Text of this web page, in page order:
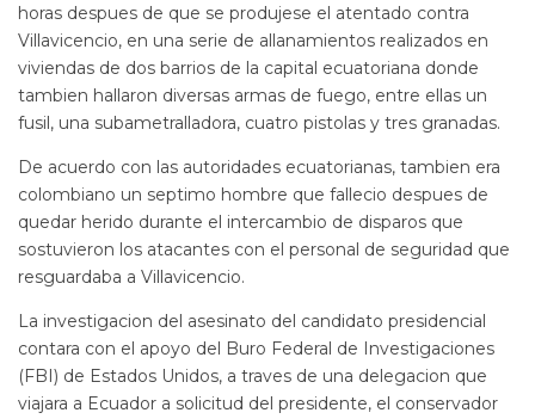
horas despues de que se produjese el atentado contra
Villavicencio, en una serie de allanamientos realizados en
viviendas de dos barrios de la capital ecuatoriana donde
tambien hallaron diversas armas de fuego, entre ellas un
fusil, una subametralladora, cuatro pistolas y tres granadas.
De acuerdo con las autoridades ecuatorianas, tambien era
colombiano un septimo hombre que fallecio despues de
quedar herido durante el intercambio de disparos que
sostuvieron los atacantes con el personal de seguridad que
resguardaba a Villavicencio.
La investigacion del asesinato del candidato presidencial
contara con el apoyo del Buro Federal de Investigaciones
(FBI) de Estados Unidos, a traves de una delegacion que
viajara a Ecuador a solicitud del presidente, el conservador